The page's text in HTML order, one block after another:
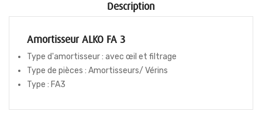
Description
Amortisseur ALKO FA 3
Type d'amortisseur : avec œil et filtrage
Type de pièces : Amortisseurs/ Vérins
Type : FA3